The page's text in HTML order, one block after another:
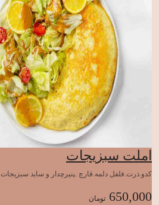
املت سبزیجات
کدو.ذرت.فلفل دلمه.قارچ .پنیرچدار و ساید سبزیجات
650,000 تومان